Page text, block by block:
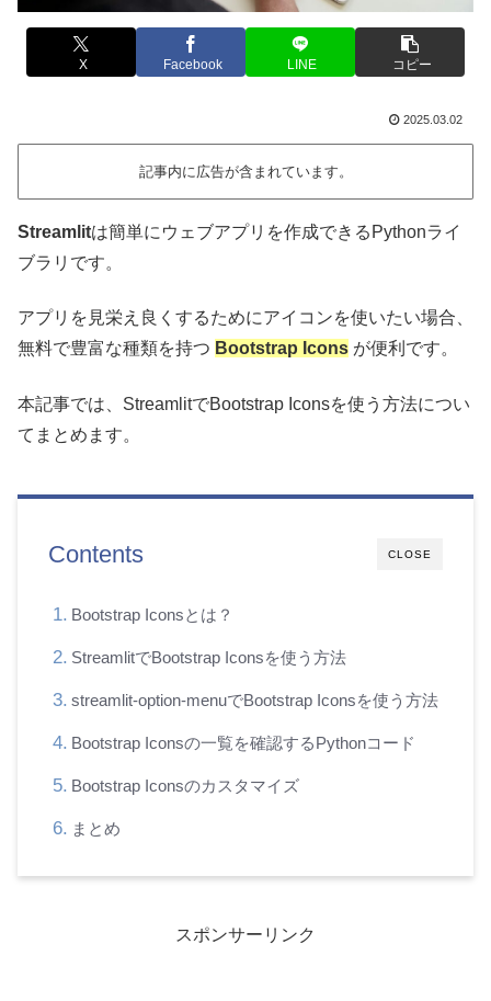
X Facebook LINE コピー
2025.03.02
記事内に広告が含まれています。
Streamlitは簡単にウェブアプリを作成できるPythonライ
ブラリです。
アプリを見栄え良くするためにアイコンを使いたい場合、
無料で豊富な種類を持つ Bootstrap Icons が便利です。
本記事では、StreamlitでBootstrap Iconsを使う方法につい
てまとめます。
CLOSE
Contents
Bootstrap Iconsとは？
StreamlitでBootstrap Iconsを使う方法
streamlit-option-menuでBootstrap Iconsを使う方法
Bootstrap Iconsの一覧を確認するPythonコード
Bootstrap Iconsのカスタマイズ
まとめ
スポンサーリンク